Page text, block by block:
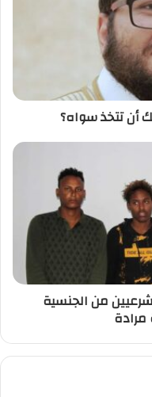
أن تتخذ سواه؟
من الجنسية
مرادة